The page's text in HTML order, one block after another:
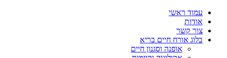
עמוד ראשי
אודות
צור קשר
בלוג אורח חיים בריא
אופנה וסגנון חיים